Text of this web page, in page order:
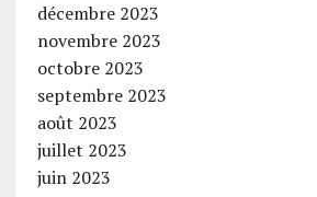
décembre 2023
novembre 2023
octobre 2023
septembre 2023
août 2023
juillet 2023
juin 2023